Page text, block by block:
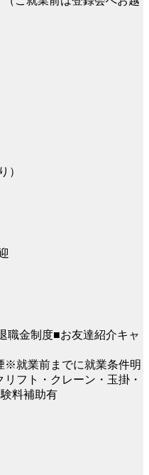
）
職金制度■お友達紹介キャ
※就業前までに就業条件明
フト・クレーン・玉掛・
料補助有